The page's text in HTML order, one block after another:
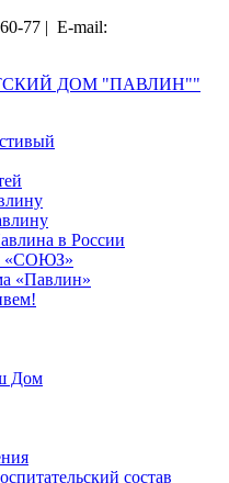
77 | E-mail:
ДОМ "ПАВЛИН""
в России
«СОЮЗ»
«Павлин»
Дом
состав